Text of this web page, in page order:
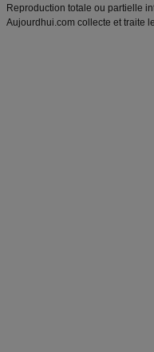
Reproduction totale ou partielle
Aujourdhui.com collecte et traite